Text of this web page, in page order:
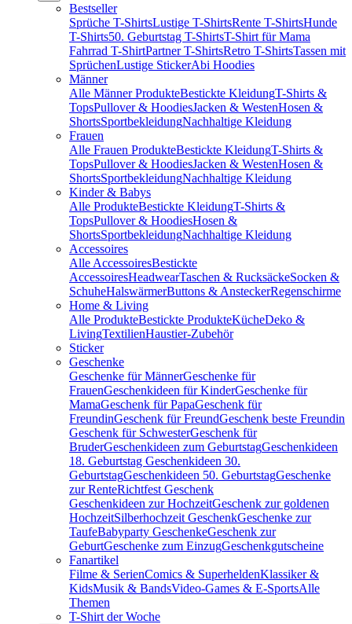
Bestseller
Sprüche T-ShirtsLustige T-ShirtsRente T-ShirtsHunde
T-Shirts50. Geburtstag T-ShirtsT-Shirt für Mama
Fahrrad T-ShirtPartner T-ShirtsRetro T-ShirtsTassen mit
SprüchenLustige StickerAbi Hoodies
Männer
Alle Männer ProdukteBestickte KleidungT-Shirts &
TopsPullover & HoodiesJacken & WestenHosen &
ShortsSportbekleidungNachhaltige Kleidung
Frauen
Alle Frauen ProdukteBestickte KleidungT-Shirts &
TopsPullover & HoodiesJacken & WestenHosen &
ShortsSportbekleidungNachhaltige Kleidung
Kinder & Babys
Alle ProdukteBestickte KleidungT-Shirts &
TopsPullover & HoodiesHosen &
ShortsSportbekleidungNachhaltige Kleidung
Accessoires
Alle AccessoiresBestickte
AccessoiresHeadwearTaschen & RucksäckeSocken &
SchuheHalswärmerButtons & AnsteckerRegenschirme
Home & Living
Alle ProdukteBestickte ProdukteKücheDeko &
LivingTextilienHaustier-Zubehör
Sticker
Geschenke
Geschenke für MännerGeschenke für
FrauenGeschenkideen für KinderGeschenke für
MamaGeschenk für PapaGeschenk für
FreundinGeschenk für FreundGeschenk beste Freundin
Geschenk für SchwesterGeschenk für
BruderGeschenkideen zum GeburtstagGeschenkideen
18. Geburtstag Geschenkideen 30.
GeburtstagGeschenkideen 50. GeburtstagGeschenke
zur RenteRichtfest Geschenk
Geschenkideen zur HochzeitGeschenk zur goldenen
HochzeitSilberhochzeit GeschenkGeschenke zur
TaufeBabyparty GeschenkeGeschenk zur
GeburtGeschenke zum EinzugGeschenkgutscheine
Fanartikel
Filme & SerienComics & SuperheldenKlassiker &
KidsMusik & BandsVideo-Games & E-SportsAlle
Themen
T-Shirt der Woche